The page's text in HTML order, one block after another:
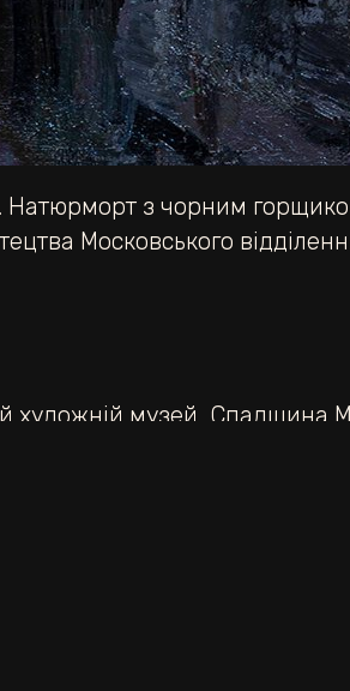
Натюрморт з чорним
Московського
художній музей Спадщина